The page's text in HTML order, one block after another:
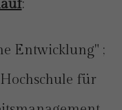
:
Entwicklung" ;
für